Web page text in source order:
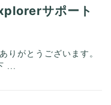
サポート
りがとうございます。
...